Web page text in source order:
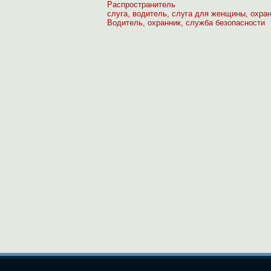
Распространитель
слуга, водитель, слуга для женщины,
Водитель, охранник, служба безопасности